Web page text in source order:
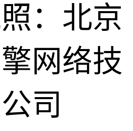
：北京
网络技
司